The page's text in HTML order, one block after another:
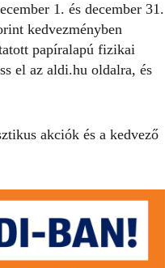
1. és december 31.
kedvezményben
papíralapú fizikai
el az aldi.hu oldalra, és
akciók és a kedvező